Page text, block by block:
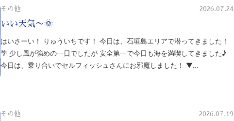
その他 2026.07.24
いい天気〜🌞
はいさーい！ りゅういちです！ 今日は、石垣島エリアで潜ってきました！
🌴 少し風が強めの一日でしたが 安全第一で今日も海を満喫してきました♪
今日は、乗り合いでセルフィッシュさんにお邪魔しました！ ▼…
その他 2026.07.19